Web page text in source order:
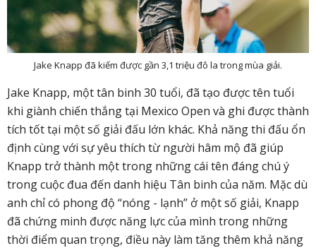
Jake Knapp đã kiếm được gần 3,1 triệu đô la trong mùa giải.
Jake Knapp, một tân binh 30 tuổi, đã tạo được tên tuổi
khi giành chiến thắng tại Mexico Open và ghi được thành
tích tốt tại một số giải đấu lớn khác. Khả năng thi đấu ổn
định cùng với sự yêu thích từ người hâm mộ đã giúp
Knapp trở thành một trong những cái tên đáng chú ý
trong cuộc đua đến danh hiệu Tân binh của năm. Mặc dù
anh chỉ có phong độ “nóng - lạnh” ở một số giải, Knapp
đã chứng minh được năng lực của mình trong những
thời điểm quan trọng, điều này làm tăng thêm khả năng